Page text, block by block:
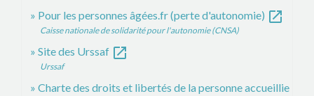
Pour les personnes âgées.fr (perte d'autonomie) open_in_new
Caisse nationale de solidarité pour l'autonomie (CNSA)
Site des Urssaf open_in_new
Urssaf
Charte des droits et libertés de la personne accueillie